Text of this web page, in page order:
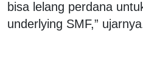
bisa lelang perdana
underlying SMF,”